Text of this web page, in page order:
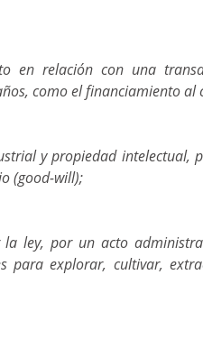
en relación con una
como el financiamiento al
y propiedad intelectual,
(good-will);
la ley, por un acto
para explorar, cultivar,